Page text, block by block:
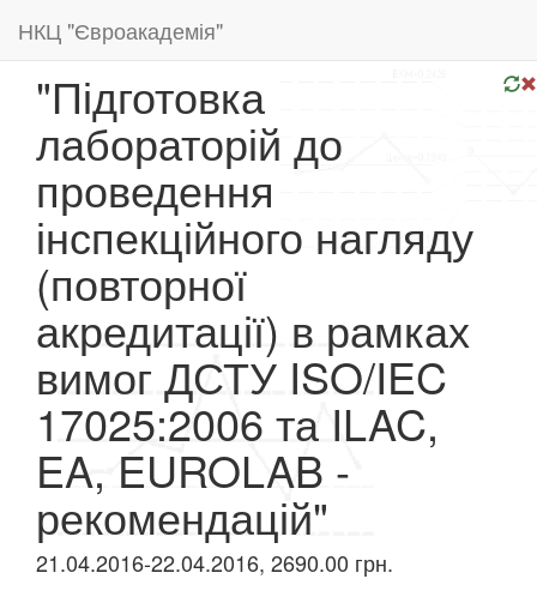
НКЦ "Євроакадемія"
"Підготовка
лабораторій до
проведення
інспекційного нагляду
(повторної
акредитації) в рамках
вимог ДСТУ ISO/IEC
17025:2006 та ILAC,
EA, EUROLAB -
рекомендацій"
21.04.2016-22.04.2016, 2690.00 грн.